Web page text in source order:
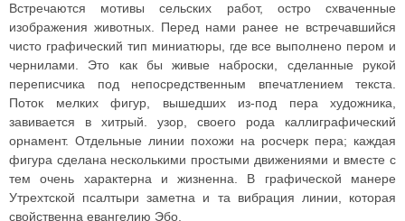
Встречаются мотивы сельских работ, остро схваченные
изображения животных. Перед нами ранее не встречавшийся
чисто графический тип миниатюры, где все выполнено пером и
чернилами. Это как бы живые наброски, сделанные рукой
переписчика под непосредственным впечатлением текста.
Поток мелких фигур, вышедших из-под пера художника,
завивается в хитрый. узор, своего рода каллиграфический
орнамент. Отдельные линии похожи на росчерк пера; каждая
фигура сделана несколькими простыми движениями и вместе с
тем очень характерна и жизненна. В графической манере
Утрехтской псалтыри заметна и та вибрация линии, которая
свойственна евангелию Эбо.